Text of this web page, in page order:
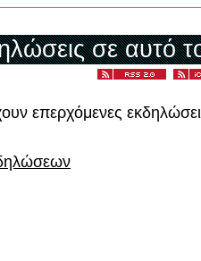
σε αυτό
επερχόμενες